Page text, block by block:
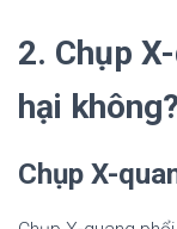
2. Chụp
hại không?
Chụp X-